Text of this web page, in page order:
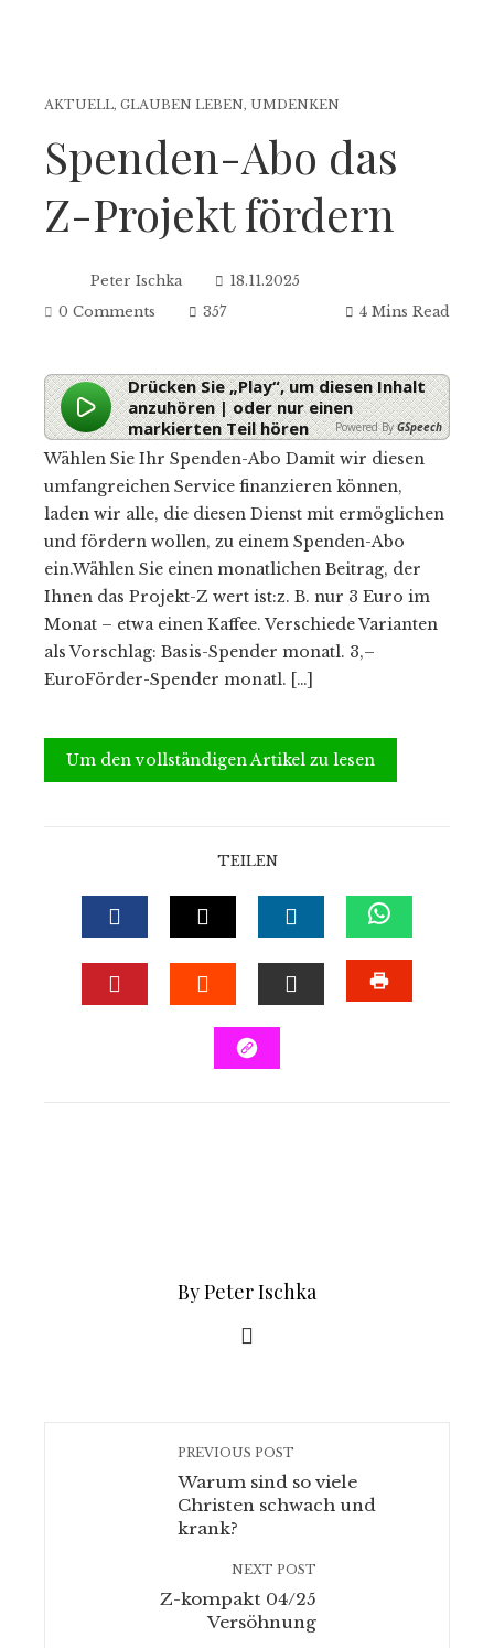
AKTUELL, GLAUBEN LEBEN, UMDENKEN
Spenden-Abo das
Z-Projekt fördern
Peter Ischka
18.11.2025
0 Comments
357 4 Mins Read
Drücken Sie „Play“, um diesen Inhalt
anzuhören | oder nur einen
markierten Teil hören
Powered By GSpeech
Wählen Sie Ihr Spenden-Abo Damit wir diesen
umfangreichen Service finanzieren können,
laden wir alle, die diesen Dienst mit ermöglichen
und fördern wollen, zu einem Spenden-Abo
ein.Wählen Sie einen monatlichen Beitrag, der
Ihnen das Projekt-Z wert ist:z. B. nur 3 Euro im
Monat – etwa einen Kaffee. Verschiede Varianten
als Vorschlag: Basis-Spender monatl. 3,–
EuroFörder-Spender monatl. […]
Um den vollständigen Artikel zu lesen
TEILEN
By Peter Ischka
PREVIOUS POST
Warum sind so viele
Christen schwach und
krank?
NEXT POST
Z-kompakt 04/25
Versöhnung